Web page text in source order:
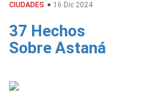
CIUDADES 16 Dic 2024
37 Hechos
Sobre Astaná